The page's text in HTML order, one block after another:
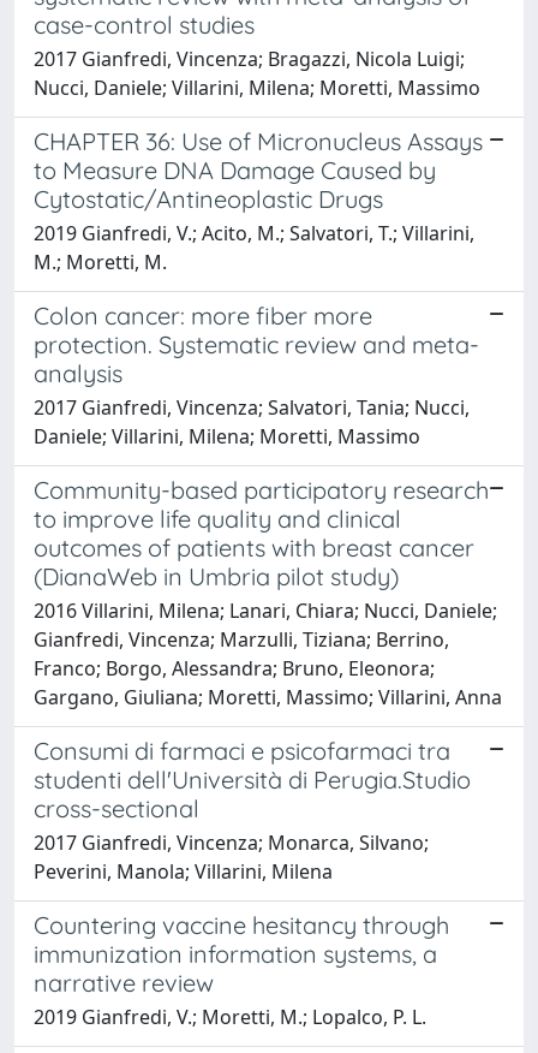
case-control studies
2017 Gianfredi, Vincenza; Bragazzi, Nicola Luigi;
Nucci, Daniele; Villarini, Milena; Moretti, Massimo
CHAPTER 36: Use of Micronucleus Assays
to Measure DNA Damage Caused by
Cytostatic/Antineoplastic Drugs
2019 Gianfredi, V.; Acito, M.; Salvatori, T.; Villarini,
M.; Moretti, M.
Colon cancer: more fiber more
protection. Systematic review and meta-
analysis
2017 Gianfredi, Vincenza; Salvatori, Tania; Nucci,
Daniele; Villarini, Milena; Moretti, Massimo
Community-based participatory research
to improve life quality and clinical
outcomes of patients with breast cancer
(DianaWeb in Umbria pilot study)
2016 Villarini, Milena; Lanari, Chiara; Nucci, Daniele;
Gianfredi, Vincenza; Marzulli, Tiziana; Berrino,
Franco; Borgo, Alessandra; Bruno, Eleonora;
Gargano, Giuliana; Moretti, Massimo; Villarini, Anna
Consumi di farmaci e psicofarmaci tra
studenti dell'Università di Perugia.Studio
cross-sectional
2017 Gianfredi, Vincenza; Monarca, Silvano;
Peverini, Manola; Villarini, Milena
Countering vaccine hesitancy through
immunization information systems, a
narrative review
2019 Gianfredi, V.; Moretti, M.; Lopalco, P. L.